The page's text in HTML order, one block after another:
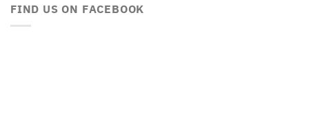
FIND US ON FACEBOOK